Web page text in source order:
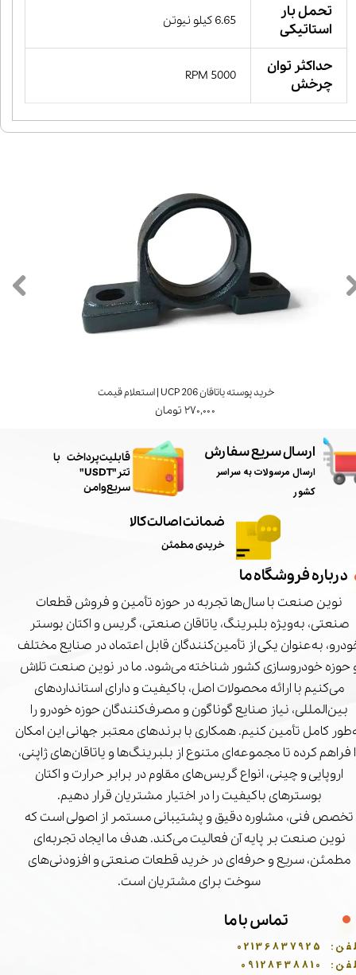
تحمل بار
استاتیکی
6.65 کیلو نیوتن
حداکثر توان
چرخش
5000 RPM
خرید پوسته یاتاقان UCP 206 | استعلام قیمت
۲۷۰,۰۰۰ تومان
ارسال سریع سفارش
ارسال مرسولات به سراسر
کشور
ضمانت اصالت کالا
خریدی مطمئن
درباره فروشگاه ما
نوین صنعت با سال‌ها تجربه در حوزه تأمین و فروش قطعات
صنعتی، به‌ویژه بلبرینگ، یاتاقان صنعتی، گریس و اکتان بوستر
به‌عنوان یکی از تأمین‌کنندگان قابل اعتماد در صنایع مختلف
حوزه خودروسازی کشور شناخته می‌شود. ما در نوین صنعت تلاش
می‌کنیم با ارائه محصولات اصل، باکیفیت و دارای استانداردهای
بین‌المللی، نیاز صنایع گوناگون و مصرف‌کنندگان حوزه خودرو را
کامل تأمین کنیم. همکاری با برندهای معتبر جهانی این امکان
فراهم کرده تا مجموعه‌ای متنوع از بلبرینگ‌ها و یاتاقان‌های ژاپنی،
اروپایی و چینی، انواع گریس‌های مقاوم در برابر حرارت و اکتان
بوسترهای باکیفیت را در اختیار مشتریان قرار دهیم.
تخصص فنی، مشاوره دقیق و پشتیبانی مستمر از اصولی است که
نوین صنعت بر پایه آن فعالیت می‌کند. هدف ما ایجاد تجربه‌ای
مطمئن، سریع و حرفه‌ای در خرید قطعات صنعتی و افزودنی‌های
سوخت برای مشتریان است.
تماس با ما
02136837925
09128438810
​قابلیت پرداخت با
تتر"USDT"
سریع و امن